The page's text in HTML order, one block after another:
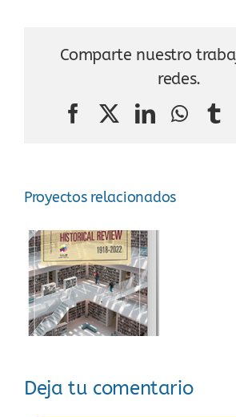
Comparte nuestro
redes.
FacebookLinkedIn
Proyectos relacionados
Deja tu comentario